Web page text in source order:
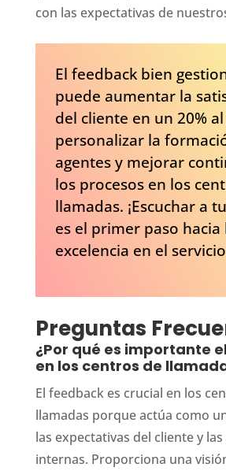
con las expectativas de
El feedback bien
puede aumentar la
del cliente en un 20% al
personalizar la
agentes y mejorar
los procesos en los
llamadas. ¡Escuchar a
es el primer paso hacia
excelencia en el
Preguntas
¿Por qué es importante
en los centros de
El feedback es crucial en los
llamadas porque actúa como
las expectativas del cliente y
internas. Proporciona una